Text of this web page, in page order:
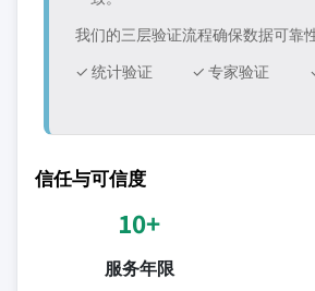
我们的三层验证流程确保数据可靠
✓ 统计验证
✓ 专家验证
信任与可信度
10+
服务年限